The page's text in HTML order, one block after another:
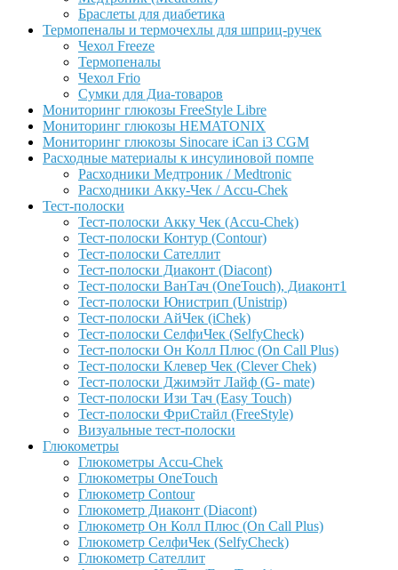
Браслеты для диабетика
Термопеналы и термочехлы для шприц-ручек
Чехол Freeze
Термопеналы
Чехол Frio
Сумки для Диа-товаров
Мониторинг глюкозы FreeStyle Libre
Мониторинг глюкозы HEMATONIX
Мониторинг глюкозы Sinocare iCan i3 CGM
Расходные материалы к инсулиновой помпе
Расходники Медтроник / Medtronic
Расходники Акку-Чек / Accu-Chek
Тест-полоски
Тест-полоски Акку Чек (Accu-Chek)
Тест-полоски Контур (Contour)
Тест-полоски Сателлит
Тест-полоски Диаконт (Diacont)
Тест-полоски ВанТач (OneTouch), Диаконт1
Тест-полоски Юнистрип (Unistrip)
Тест-полоски АйЧек (iChek)
Тест-полоски СелфиЧек (SelfyCheck)
Тест-полоски Он Колл Плюс (On Call Plus)
Тест-полоски Клевер Чек (Clever Chek)
Тест-полоски Джимэйт Лайф (G- mate)
Тест-полоски Изи Тач (Easy Touch)
Тест-полоски ФриCтайл (FreeStyle)
Визуальные тест-полоски
Глюкометры
Глюкометры Accu-Сhek
Глюкометры OneTouch
Глюкометр Contour
Глюкометр Диаконт (Diacont)
Глюкометр Он Колл Плюс (On Call Plus)
Глюкометр СелфиЧек (SelfyCheck)
Глюкометр Сателлит